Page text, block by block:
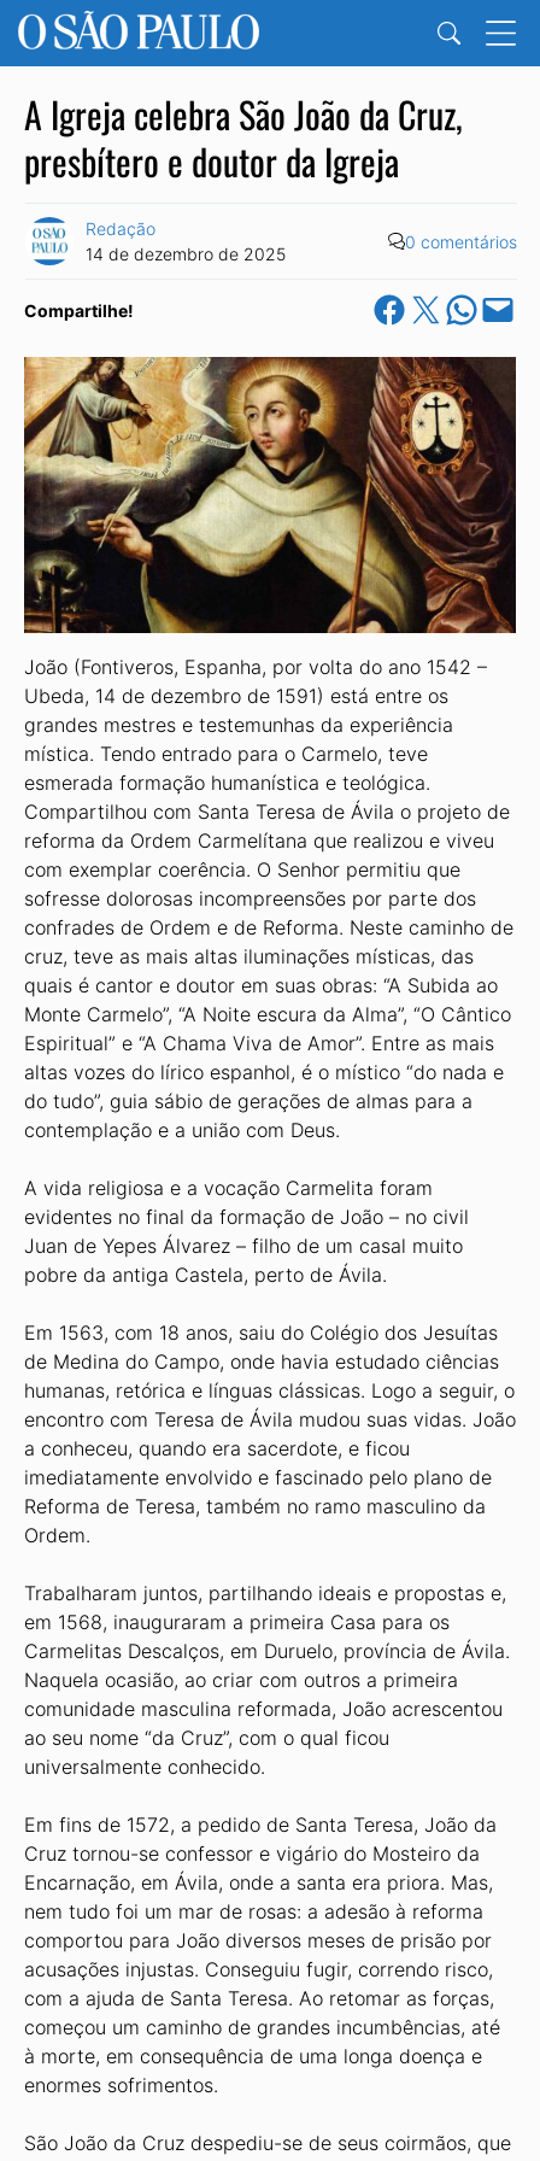
A Igreja celebra São João da Cruz,
presbítero e doutor da Igreja
Redação
14 de dezembro de 2025
0 comentários
Compartilhe! Share on Facebook
Share on X Share on
Email this
João (Fontiveros, Espanha, por volta do ano 1542 –
Ubeda, 14 de dezembro de 1591) está entre os
grandes mestres e testemunhas da experiência
mística. Tendo entrado para o Carmelo, teve
esmerada formação humanística e teológica.
Compartilhou com Santa Teresa de Ávila o projeto de
reforma da Ordem Carmelítana que realizou e viveu
com exemplar coerência. O Senhor permitiu que
sofresse dolorosas incompreensões por parte dos
confrades de Ordem e de Reforma. Neste caminho de
cruz, teve as mais altas iluminações místicas, das
quais é cantor e doutor em suas obras: “A Subida ao
Monte Carmelo”, “A Noite escura da Alma”, “O Cântico
Espiritual” e “A Chama Viva de Amor”. Entre as mais
altas vozes do lírico espanhol, é o místico “do nada e
do tudo”, guia sábio de gerações de almas para a
contemplação e a união com Deus.
A vida religiosa e a vocação Carmelita foram
evidentes no final da formação de João – no civil
Juan de Yepes Álvarez – filho de um casal muito
pobre da antiga Castela, perto de Ávila.
Em 1563, com 18 anos, saiu do Colégio dos Jesuítas
de Medina do Campo, onde havia estudado ciências
humanas, retórica e línguas clássicas. Logo a seguir, o
encontro com Teresa de Ávila mudou suas vidas. João
a conheceu, quando era sacerdote, e ficou
imediatamente envolvido e fascinado pelo plano de
Reforma de Teresa, também no ramo masculino da
Ordem.
Trabalharam juntos, partilhando ideais e propostas e,
em 1568, inauguraram a primeira Casa para os
Carmelitas Descalços, em Duruelo, província de Ávila.
Naquela ocasião, ao criar com outros a primeira
comunidade masculina reformada, João acrescentou
ao seu nome “da Cruz”, com o qual ficou
universalmente conhecido.
Em fins de 1572, a pedido de Santa Teresa, João da
Cruz tornou-se confessor e vigário do Mosteiro da
Encarnação, em Ávila, onde a santa era priora. Mas,
nem tudo foi um mar de rosas: a adesão à reforma
comportou para João diversos meses de prisão por
acusações injustas. Conseguiu fugir, correndo risco,
com a ajuda de Santa Teresa. Ao retomar as forças,
começou um caminho de grandes incumbências, até
à morte, em consequência de uma longa doença e
enormes sofrimentos.
São João da Cruz despediu-se de seus coirmãos, que